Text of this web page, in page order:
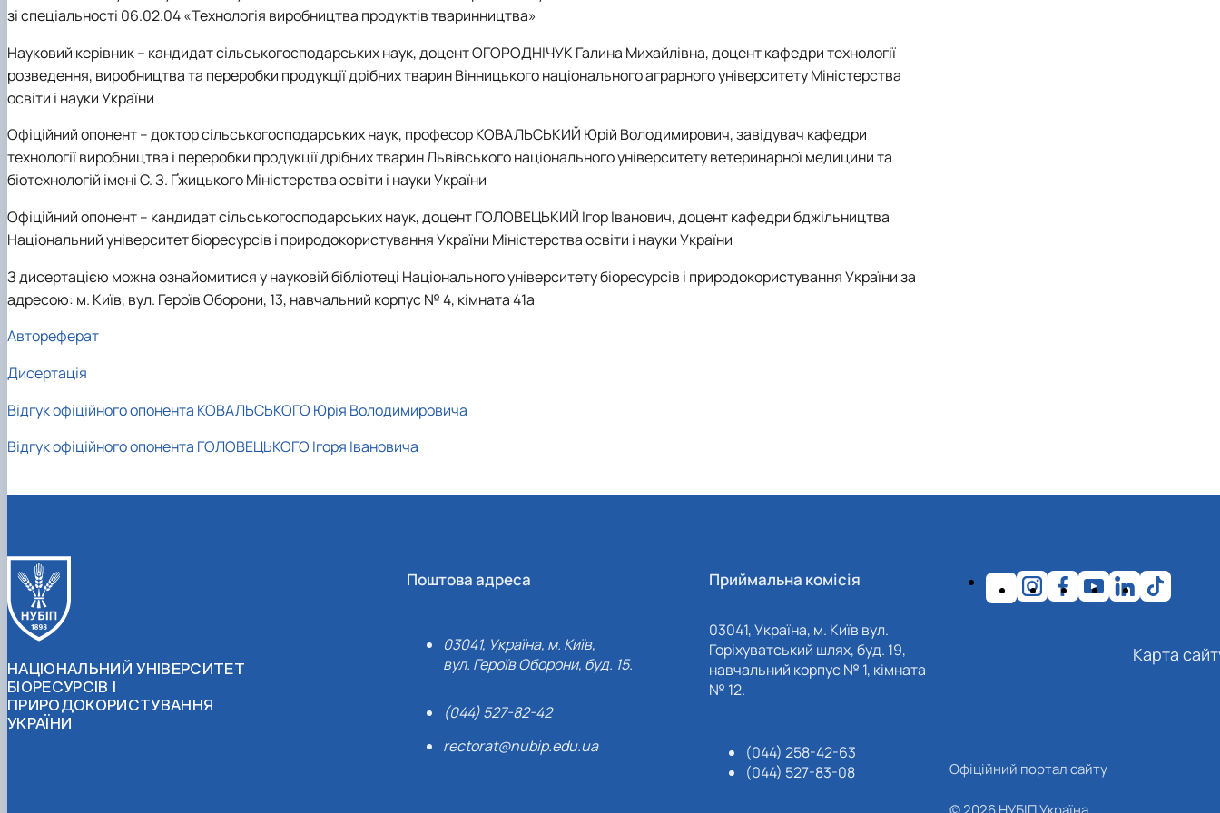
зі спеціальності 06.02.04 «Технологія виробництва продуктів тваринництва»
Науковий керівник– кандидат сільськогосподарських наук, доцент ОГОРОДНІЧУК Галина Михайлівна, доцент кафедри технології
розведення, виробництва та переробки продукції дрібних тварин Вінницького національного аграрного університету Міністерства
освіти і науки України
Офіційний опонент– доктор сільськогосподарських наук, професор КОВАЛЬСЬКИЙ Юрій Володимирович, завідувач кафедри
технології виробництва і переробки продукції дрібних тварин Львівського національного університету ветеринарної медицини та
біотехнологій імені С. З. Ґжицького Міністерства освіти і науки України
Офіційний опонент– кандидат сільськогосподарських наук, доцент ГОЛОВЕЦЬКИЙ Ігор Іванович, доцент кафедри бджільництва
Національний університет біоресурсів і природокористування України Міністерства освіти і науки України
З дисертацією можна ознайомитися у науковій бібліотеці Національного університету біоресурсів і природокористування України за
адресою: м. Київ, вул. Героїв Оборони, 13, навчальний корпус № 4, кімната 41а
Автореферат
Дисертація
Відгук офіційного опонента КОВАЛЬСЬКОГО Юрія Володимировича
Відгук офіційного опонента ГОЛОВЕЦЬКОГО Ігоря Івановича
НАЦІОНАЛЬНИЙ УНІВЕРСИТЕТ
БІОРЕСУРСІВ І
ПРИРОДОКОРИСТУВАННЯ
УКРАЇНИ
Поштова адреса
03041, Україна, м. Київ,
вул. Героїв Оборони, буд. 15.
(044) 527-82-42
rectorat@nubip.edu.ua
Приймальна комісія
03041, Україна, м. Київ вул.
Горіхуватський шлях, буд. 19,
навчальний корпус № 1, кімната
№ 12.
(044) 258-42-63
(044) 527-83-08
Карта
Офіційний портал сайту